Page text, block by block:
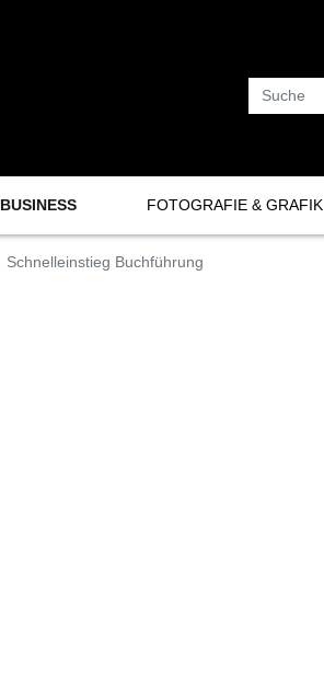
Suche
BUSINESS FOTOGRAFIE & GRAFIK
Schnelleinstieg Buchführung